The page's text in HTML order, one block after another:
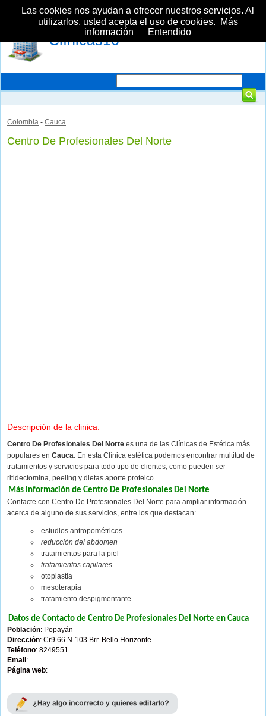
Clínicas10
Colombia - Cauca
Centro De Profesionales Del Norte
Descripción de la clinica:
Centro De Profesionales Del Norte es una de las Clínicas de Estética más
populares en Cauca. En esta Clínica estética podemos encontrar multitud de
tratamientos y servicios para todo tipo de clientes, como pueden ser
ritidectomina, peeling y dietas aporte proteico.
Más Información de Centro De Profesionales Del Norte
Contacte con Centro De Profesionales Del Norte para ampliar información
acerca de alguno de sus servicios, entre los que destacan:
estudios antropométricos
reducción del abdomen
tratamientos para la piel
tratamientos capilares
otoplastia
mesoterapia
tratamiento despigmentante
Datos de Contacto de Centro De Profesionales Del Norte en Cauca
Población: Popayán
Dirección: Cr9 66 N-103 Brr. Bello Horizonte
Teléfono: 8249551
Email :
Página web:
Las cookies nos ayudan a ofrecer nuestros servicios. Al
utilizarlos, usted acepta el uso de cookies.
Más
información
Entendido